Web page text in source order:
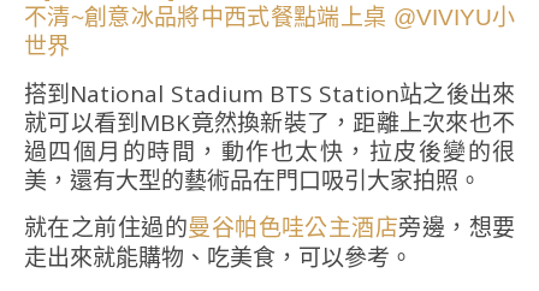
搭到National Stadium BTS Station站之後出來
就可以看到MBK竟然換新裝了，距離上次來也不
過四個月的時間，動作也太快，拉皮後變的很
美，還有大型的藝術品在門口吸引大家拍照。
就在之前住過的曼谷帕色哇公主酒店旁邊，想要
走出來就能購物、吃美食，可以參考。